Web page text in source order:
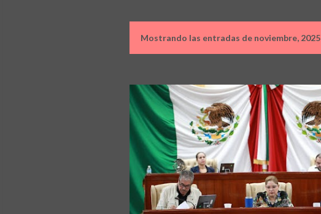
t
r
a
d
a
s
Mostrando las entradas de noviembre, 2025